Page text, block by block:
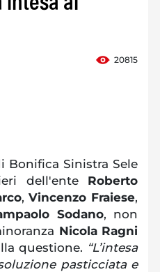
20815
Bonifica Sinistra Sele
dell'ente Roberto
,Vincenzo Fraiese,
Sodano, non
Nicola Ragni
questione. “L’intesa
pasticciata e